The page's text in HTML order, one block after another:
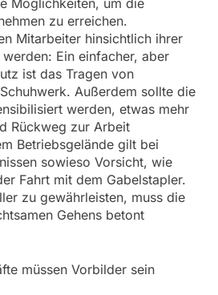
Möglichkeiten, um die
zu erreichen.
Mitarbeiter hinsichtlich ihrer
Ein einfacher, aber
ist das Tragen von
Außerdem sollte die
werden, etwas mehr
Rückweg zur Arbeit
Betriebsgelände gilt bei
sowieso Vorsicht, wie
Fahrt mit dem Gabelstapler.
zu gewährleisten, muss die
Gehens betont
müssen Vorbilder sein